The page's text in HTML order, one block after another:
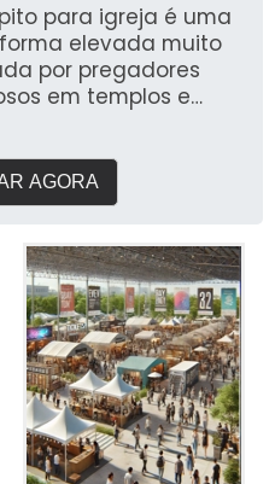
para igreja é uma
elevada muito
por pregadores
em templos e
AGORA